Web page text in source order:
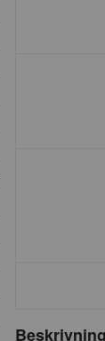
Beskrivning